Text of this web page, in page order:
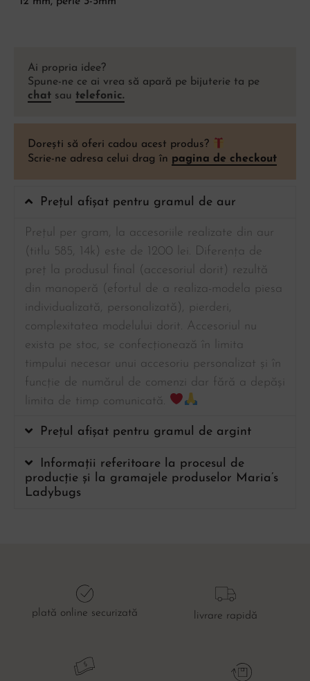
Ai propria idee?
Spune-ne ce ai vrea să apară pe bijuterie ta pe
chat sau telefonic.
Dorești să oferi cadou acest produs?
Scrie-ne adresa celui drag în pagina de checkout
Prețul afișat pentru gramul de aur
Prețul per gram, la accesoriile realizate din aur
(titlu 585, 14k) este de 1200 lei. Diferența de
preț la produsul final (accesoriul dorit) rezultă
din manoperă (efortul de a realiza-modela piesa
individualizată, personalizată), pierderi,
complexitatea modelului dorit. Accesoriul nu
exista pe stoc, se confecționează în limita
timpului necesar unui accesoriu personalizat și în
funcție de numărul de comenzi dar fără a depăși
limita de timp comunicată.
Prețul afișat pentru gramul de argint
Informații referitoare la procesul de
producție și la gramajele produselor Maria’s
Ladybugs
plată online securizată livrare rapidă